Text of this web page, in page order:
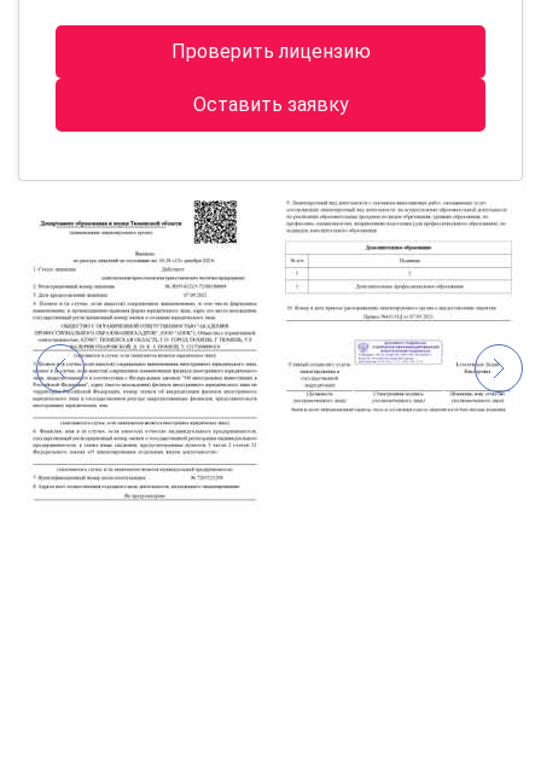
Проверить лицензию
Оставить заявку